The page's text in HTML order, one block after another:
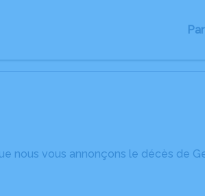
nous vous annonçons le décès de